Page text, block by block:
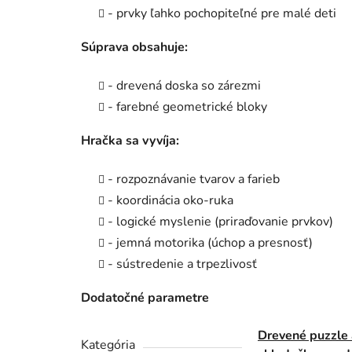
- prvky ľahko pochopiteľné pre malé deti
Súprava obsahuje:
- drevená doska so zárezmi
- farebné geometrické bloky
Hračka sa vyvíja:
- rozpoznávanie tvarov a farieb
- koordinácia oko-ruka
- logické myslenie (priraďovanie prvkov)
- jemná motorika (úchop a presnosť)
- sústredenie a trpezlivosť
Dodatočné parametre
Kategória
Drevené puzzle